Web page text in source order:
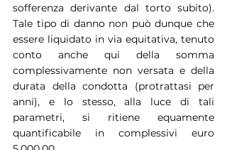
sofferenza derivante dal torto subito).
Tale tipo di danno non può dunque che
essere liquidato in via equitativa, tenuto
conto anche qui della somma
complessivamente non versata e della
durata della condotta (protrattasi per
anni), e lo stesso, alla luce di tali
parametri, si ritiene equamente
quantificabile in complessivi euro